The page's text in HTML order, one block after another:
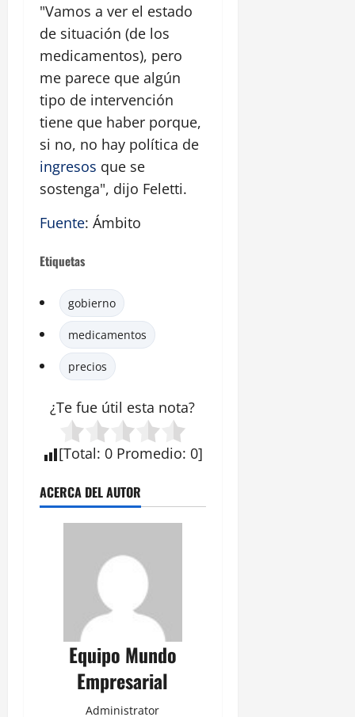
"Vamos a ver el estado
de situación (de los
medicamentos), pero
me parece que algún
tipo de intervención
tiene que haber porque,
si no, no hay política de
ingresos que se
sostenga", dijo Feletti.
Fuente: Ámbito
Etiquetas
gobierno
medicamentos
precios
¿Te fue útil esta nota?
[Total: 0 Promedio: 0]
ACERCA DEL AUTOR
Equipo Mundo
Empresarial
Administrator